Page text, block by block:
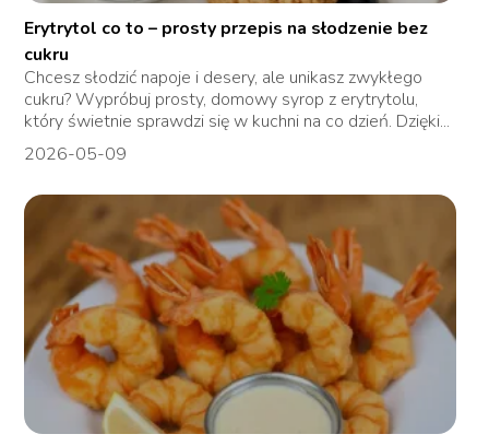
Erytrytol co to – prosty przepis na słodzenie bez
cukru
Chcesz słodzić napoje i desery, ale unikasz zwykłego
cukru? Wypróbuj prosty, domowy syrop z erytrytolu,
który świetnie sprawdzi się w kuchni na co dzień. Dzięki...
2026-05-09